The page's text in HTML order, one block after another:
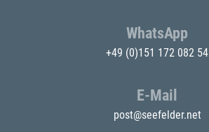
WhatsApp
+49 (0)151 172 082 54
E-Mail
post@seefelder.net